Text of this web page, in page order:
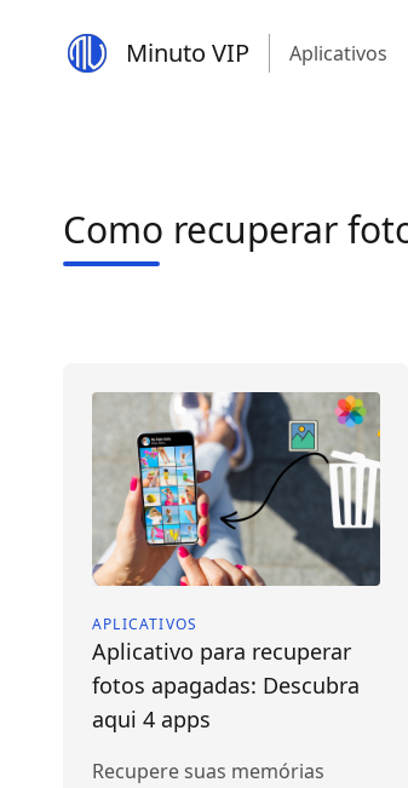
Minuto VIP Aplicativos
Como recuperar
APLICATIVOS
Aplicativo para recuperar
fotos apagadas: Descubra
aqui 4 apps
Recupere suas memórias